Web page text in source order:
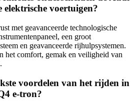
voertuigen?
met geavanceerde technologische
een groot
en geavanceerde rijhulpsystemen.
het comfort, gemak en veiligheid van
voordelen van het rijden in
e-tron?